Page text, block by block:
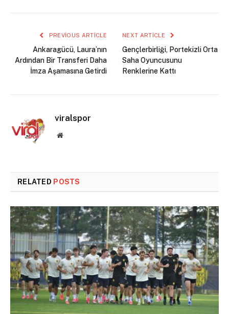
PREVIOUS ARTICLE
Ankaragücü, Laura’nın
Ardından Bir Transferi Daha
İmza Aşamasına Getirdi
NEXT ARTICLE
Gençlerbirliği, Portekizli Orta
Saha Oyuncusunu
Renklerine Kattı
viralspor
Website
RELATED POSTS